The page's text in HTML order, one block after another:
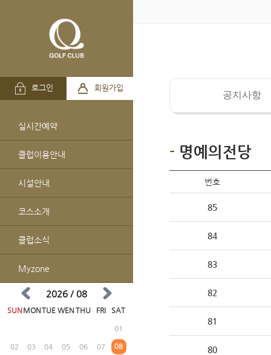
로그인 회원가입
실시간예약
클럽이용안내
시설안내
코스소개
클럽소식
Myzone
2026 / 08
SUNMONTUE WENTHU FRI SAT
01
02 03 04 05 06 07 08
공지사항
명예의전당
번호
85
84
83
82
81
80